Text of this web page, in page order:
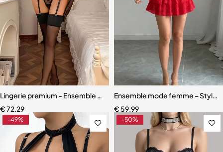
Lingerie premium – Ensemble en dentelle brodée avec porte-
€72,29
Ensemble mode femme – Style
€ 59,99
-49% -50%